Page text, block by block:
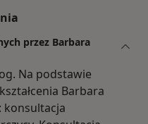
przez Barbara
Na podstawie
Barbara
konsultacja